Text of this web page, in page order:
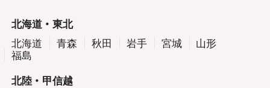
北海道・東北
北海道
青森 秋田 岩手 宮城
山形
福島
北陸・甲信越